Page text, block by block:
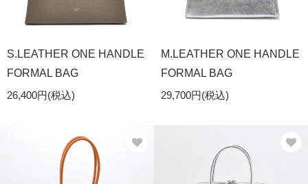
S.LEATHER ONE HANDLE
FORMAL BAG
26,400円(税込)
M.LEATHER ONE HANDLE
FORMAL BAG
29,700円(税込)